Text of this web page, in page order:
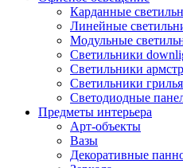
Карданные
Линейные
Модульные
Светильники
Светильники
Светильники
Светодиодные
Предметы интерьера
Арт-объекты
Вазы
Декоративные